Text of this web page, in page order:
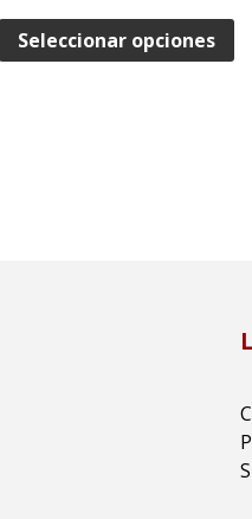
Seleccionar opciones